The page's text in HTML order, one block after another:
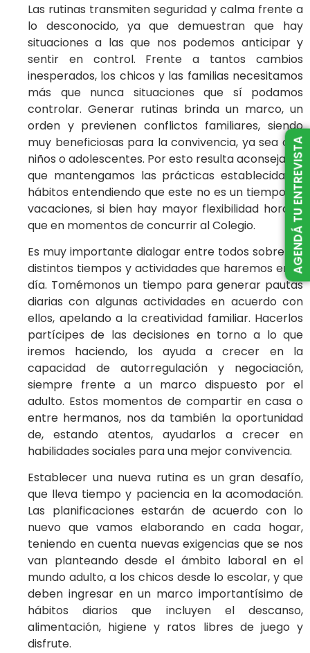
Las rutinas transmiten seguridad y calma frente a
lo desconocido, ya que demuestran que hay
situaciones a las que nos podemos anticipar y
sentir en control. Frente a tantos cambios
inesperados, los chicos y las familias necesitamos
más que nunca situaciones que sí podamos
controlar. Generar rutinas brinda un marco, un
orden y previenen conflictos familiares, siendo
muy beneficiosas para la convivencia, ya sea con
niños o adolescentes. Por esto resulta aconsejable
que mantengamos las prácticas establecidas y
hábitos entendiendo que este no es un tiempo de
vacaciones, si bien hay mayor flexibilidad horaria
que en momentos de concurrir al Colegio.
Es muy importante dialogar entre todos sobre las
distintos tiempos y actividades que haremos en el
día. Tomémonos un tiempo para generar pautas
diarias con algunas actividades en acuerdo con
ellos, apelando a la creatividad familiar. Hacerlos
partícipes de las decisiones en torno a lo que
iremos haciendo, los ayuda a crecer en la
capacidad de autorregulación y negociación,
siempre frente a un marco dispuesto por el
adulto. Estos momentos de compartir en casa o
entre hermanos, nos da también la oportunidad
de, estando atentos, ayudarlos a crecer en
habilidades sociales para una mejor convivencia.
Establecer una nueva rutina es un gran desafío,
que lleva tiempo y paciencia en la acomodación.
Las planificaciones estarán de acuerdo con lo
nuevo que vamos elaborando en cada hogar,
teniendo en cuenta nuevas exigencias que se nos
van planteando desde el ámbito laboral en el
mundo adulto, a los chicos desde lo escolar, y que
deben ingresar en un marco importantísimo de
hábitos diarios que incluyen el descanso,
alimentación, higiene y ratos libres de juego y
disfrute.
AGENDÁ TU ENTREVISTA